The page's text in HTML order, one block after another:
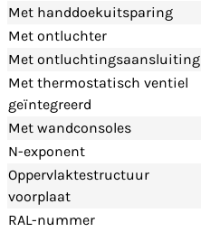
Met handdoekuitsparing
Met ontluchter
Met ontluchtingsaansluiting
Met thermostatisch ventiel
geïntegreerd
Met wandconsoles
N-exponent
Oppervlaktestructuur
voorplaat
RAL-nummer